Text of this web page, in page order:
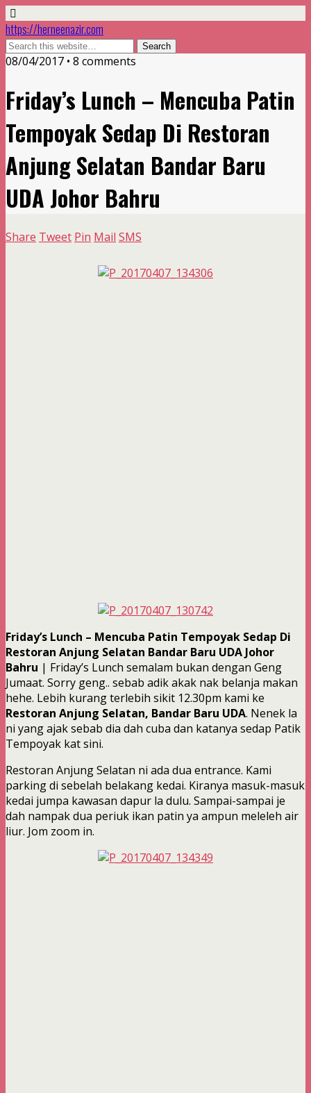
https://herneenazir.com
08/04/2017 • 8 comments
Friday’s Lunch – Mencuba Patin
Tempoyak Sedap Di Restoran
Anjung Selatan Bandar Baru
UDA Johor Bahru
Share Tweet Pin Mail SMS
Friday’s Lunch – Mencuba Patin Tempoyak Sedap Di
Restoran Anjung Selatan Bandar Baru UDA Johor
Bahru | Friday’s Lunch semalam bukan dengan Geng
Jumaat. Sorry geng.. sebab adik akak nak belanja makan
hehe. Lebih kurang terlebih sikit 12.30pm kami ke
Restoran Anjung Selatan, Bandar Baru UDA. Nenek la
ni yang ajak sebab dia dah cuba dan katanya sedap Patik
Tempoyak kat sini.
Restoran Anjung Selatan ni ada dua entrance. Kami
parking di sebelah belakang kedai. Kiranya masuk-masuk
kedai jumpa kawasan dapur la dulu. Sampai-sampai je
dah nampak dua periuk ikan patin ya ampun meleleh air
liur. Jom zoom in.